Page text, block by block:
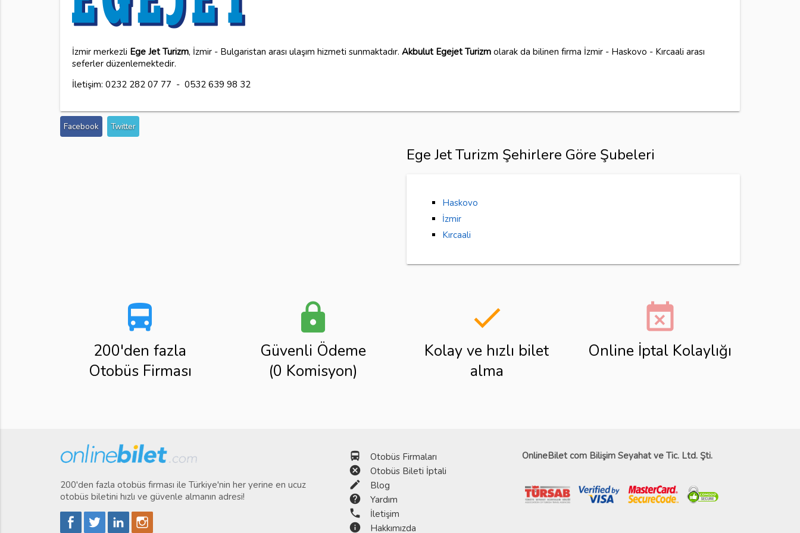
İzmir merkezli Ege Jet Turizm, İzmir - Bulgaristan arası ulaşım hizmeti sunmaktadır. Akbulut Egejet Turizmolarak da bilinen firma İzmir - Haskovo - Kırcaali arası
seferler düzenlemektedir.
İletişim: 0232 282 07 77 - 0532 639 98 32
Facebook Twitter
Ege Jet Turizm Şehirlere Göre Şubeleri
Haskovo
İzmir
Kırcaali
directions_bus
200'den fazla
Otobüs Firması
lock
Güvenli Ödeme
(0 Komisyon)
done
Kolay ve hızlı bilet
alma
event_busy
Online İptal Kolaylığı
200'den fazla otobüs firması ile Türkiye'nin her yerine en ucuz
otobüs biletini hızlı ve güvenle almanın adresi!
directions_bus Otobüs Firmaları
cancel Otobüs Bileti İptali
edit Blog
help Yardım
phone İletişim
info Hakkımızda
OnlineBilet com Bilişim Seyahat ve Tic. Ltd. Şti.